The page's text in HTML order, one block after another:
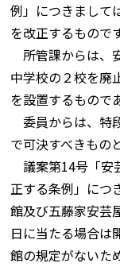
例」につきまして
を改正するものです
所管課からは、
中学校の２校を廃
を設置するもので
委員からは、特
で可決すべきもの
議案第14号「安
正する条例」につ
館及び五藤家安芸
日に当たる場合は
館の規定がないた